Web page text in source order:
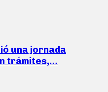
una jornada
trámites,…